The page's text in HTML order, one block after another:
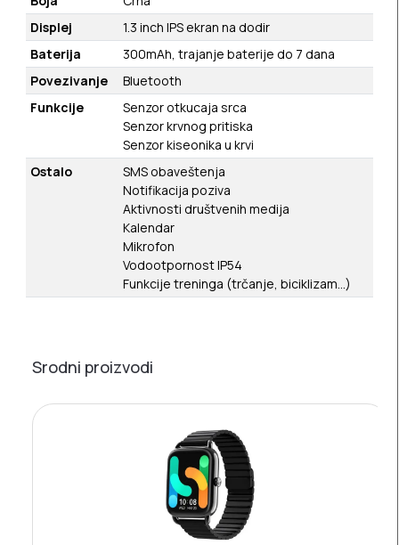
Displej
1.3 inch IPS ekran na dodir
Baterija
300mAh, trajanje baterije do 7 dana
Povezivanje
Bluetooth
Funkcije
Senzor otkucaja srca
Senzor krvnog pritiska
Senzor kiseonika u krvi
Ostalo
SMS obaveštenja
Notifikacija poziva
Aktivnosti društvenih medija
Kalendar
Mikrofon
Vodootpornost IP54
Funkcije treninga (trčanje, biciklizam…)
Srodni proizvodi